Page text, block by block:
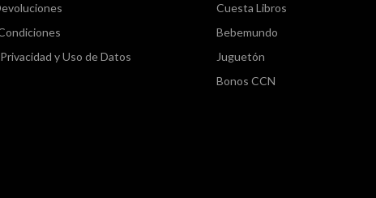
y Uso de Datos
Cuesta Libros
Bebemundo
Juguetón
Bonos CCN